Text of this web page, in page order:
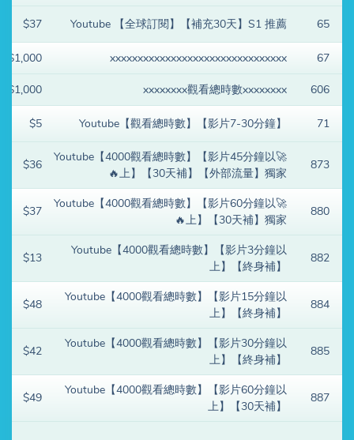
65
Youtube 【全球訂閱】【補充30天】S1 推薦
$37
67
xxxxxxxxxxxxxxxxxxxxxxxxxxxxxxxx
$1,000
606
xxxxxxxx觀看總時數xxxxxxxx
$1,000
71
Youtube【觀看總時數】【影片7-30分鐘】
$5
873
🚀Youtube【4000觀看總時數】【影片45分鐘以
上】【30天補】【外部流量】獨家🔥
$36
880
🚀Youtube【4000觀看總時數】【影片60分鐘以
上】【30天補】獨家🔥
$37
882
Youtube【4000觀看總時數】【影片3分鐘以
上】【終身補】
$13
884
Youtube【4000觀看總時數】【影片15分鐘以
上】【終身補】
$48
885
Youtube【4000觀看總時數】【影片30分鐘以
上】【終身補】
$42
887
Youtube【4000觀看總時數】【影片60分鐘以
上】【30天補】
$49